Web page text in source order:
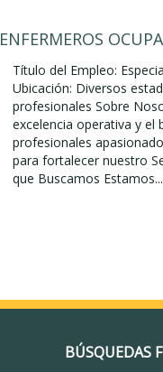
ENFERMEROS
Título del Empleo:
Ubicación: Diversos
profesionales Sobre
excelencia operativa y el
profesionales
para fortalecer nuestro
que Buscamos Estamos...
BÚSQUEDAS